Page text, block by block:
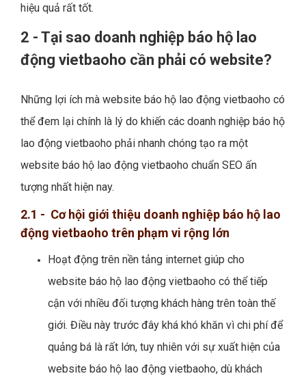
hiệu quả rất tốt.
2 - Tại sao doanh nghiệp báo hộ lao
động vietbaoho cần phải có website?
Những lợi ích mà website báo hộ lao động vietbaoho có
thể đem lại chính là lý do khiến các doanh nghiệp báo hộ
lao động vietbaoho phải nhanh chóng tạo ra một
website báo hộ lao động vietbaoho chuẩn SEO ấn
tượng nhất hiện nay.
2.1 - Cơ hội giới thiệu doanh nghiệp báo hộ lao
động vietbaoho trên phạm vi rộng lớn
Hoạt động trên nền tảng internet giúp cho
website báo hộ lao động vietbaoho có thể tiếp
cận với nhiều đối tượng khách hàng trên toàn thế
giới. Điều này trước đây khá khó khăn vì chi phí để
quảng bá là rất lớn, tuy nhiên với sự xuất hiện của
website báo hộ lao động vietbaoho, dù khách